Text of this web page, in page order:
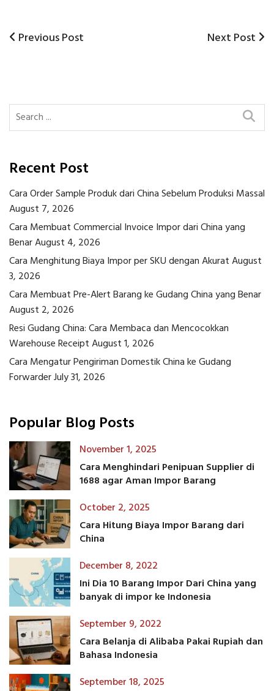
Post
Previous
Previous Post
Next
Next Post
Recent Post
Cara Order Sample Produk dari China Sebelum Produksi Massal
August 7, 2026
Cara Membuat Commercial Invoice Impor dari China yang
BenarAugust 4, 2026
Cara Menghitung Biaya Impor per SKU dengan AkuratAugust
3, 2026
Cara Membuat Pre-Alert Barang ke Gudang China yang Benar
August 2, 2026
Resi Gudang China: Cara Membaca dan Mencocokkan
Warehouse ReceiptAugust 1, 2026
Cara Mengatur Pengiriman Domestik China ke Gudang
ForwarderJuly 31, 2026
Popular Blog Posts
November 1, 2025
Cara Menghindari Penipuan Supplier di
1688 agar Aman Impor Barang
October 2, 2025
Cara Hitung Biaya Impor Barang dari
China
December 8, 2022
Ini Dia 10 Barang Impor Dari China yang
banyak di impor ke Indonesia
September 9, 2022
Cara Belanja di Alibaba Pakai Rupiah dan
Bahasa Indonesia
September 18, 2025